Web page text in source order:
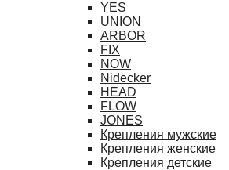
YES
UNION
ARBOR
FIX
NOW
Nidecker
HEAD
FLOW
JONES
Крепления мужские
Крепления женские
Крепления детские